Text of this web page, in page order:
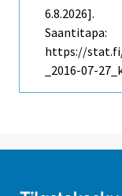
6.8.2026].
Saantitapa:
https://
_2016-07-